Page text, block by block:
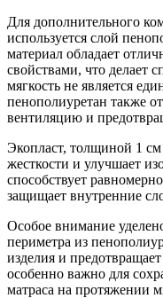
Для дополнительного
используется слой
материал обладает
свойствами, что делает
мягкость не является
пенополиуретан также
вентиляцию и
Экопласт, толщиной 1
жесткости и улучшает
способствует
защищает внутренние
Особое внимание
периметра из
изделия и
особенно важно для
матраса на протяжении